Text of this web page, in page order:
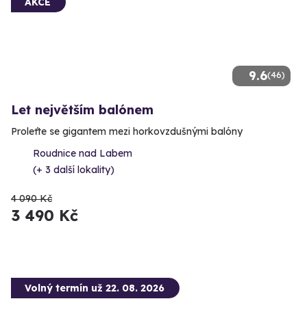
9.6(46)
Let největším balónem
Proleťte se gigantem mezi horkovzdušnými balóny
Roudnice nad Labem
(+ 3 další lokality)
4 090 Kč
3 490 Kč
Volný termín už 22. 08. 2026